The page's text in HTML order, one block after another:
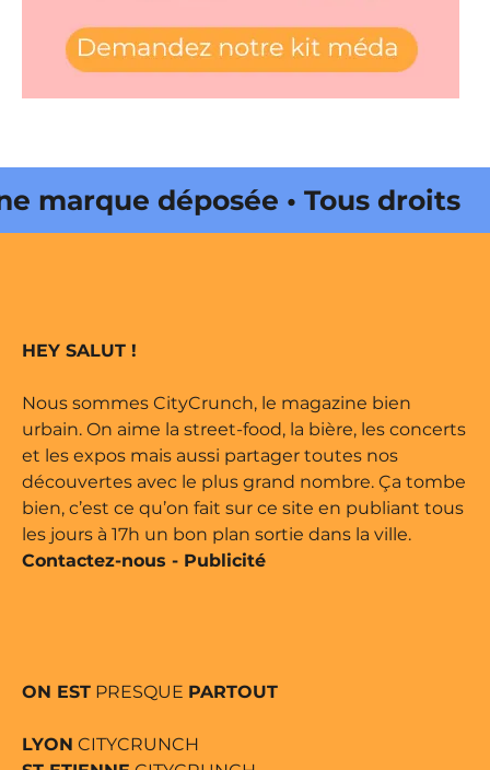
déposée • Tous droits
édité par Buena Onda Web •
HEY SALUT !
Nous sommes CityCrunch, le magazine bien
urbain. On aime la street-food, la bière, les concerts
et les expos mais aussi partager toutes nos
découvertes avec le plus grand nombre. Ça tombe
bien, c’est ce qu’on fait sur ce site en publiant tous
les jours à 17h un bon plan sortie dans la ville.
Contactez-nous - Publicité
ON EST PRESQUE PARTOUT
LYON CITYCRUNCH